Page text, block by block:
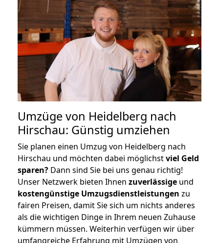
Umzüge von Heidelberg nach
Hirschau: Günstig umziehen
Sie planen einen Umzug von Heidelberg nach
Hirschau und möchten dabei möglichstviel Geld
sparen? Dann sind Sie bei uns genau richtig!
Unser Netzwerk bieten Ihnen zuverlässige und
kostengünstige Umzugsdienstleistungen zu
fairen Preisen, damit Sie sich um nichts anderes
als die wichtigen Dinge in Ihrem neuen Zuhause
kümmern müssen. Weiterhin verfügen wir über
umfangreiche Erfahrung mit Umzügen von